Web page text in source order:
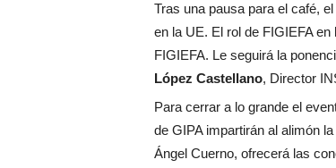
Tras una pausa para el café,
en la UE. El rol de FIGIEFA
FIGIEFA. Le seguirá la
López Castellano, Director
Para cerrar a lo grande el
de GIPA impartirán al alimón
Ángel Cuerno, ofrecerá las